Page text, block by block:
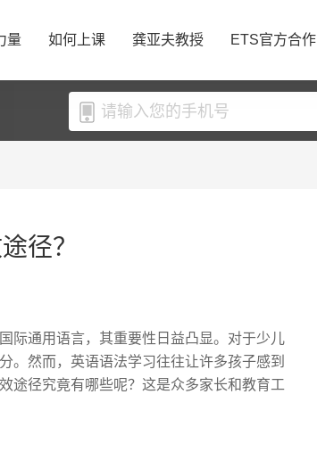
量 如何上课 龚亚夫教授 ETS官方合作
径？
际通用语言，其重要性日益凸显。对于少儿
。然而，英语语法学习往往让许多孩子感到
途径究竟有哪些呢？这是众多家长和教育工